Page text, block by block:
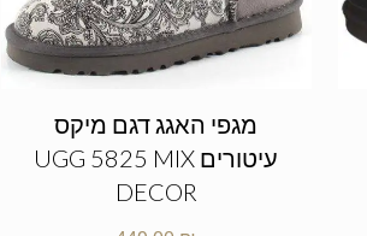
מגפי האגג דגם מיקס
עיטורים UGG 5825 MIX
DECOR